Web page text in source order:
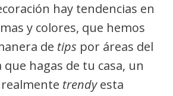
hay tendencias en
y colores, que hemos
de tips por áreas del
hagas de tu casa, un
trendyesta